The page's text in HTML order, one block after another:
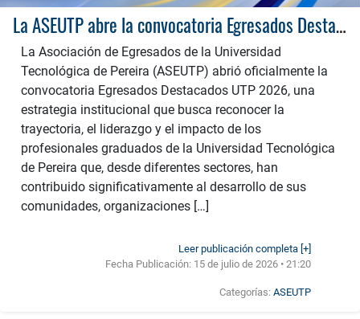
La ASEUTP abre la convocatoria Egresados Destacados 2026
La Asociación de Egresados de la Universidad
Tecnológica de Pereira (ASEUTP) abrió oficialmente la
convocatoria Egresados Destacados UTP 2026, una
estrategia institucional que busca reconocer la
trayectoria, el liderazgo y el impacto de los
profesionales graduados de la Universidad Tecnológica
de Pereira que, desde diferentes sectores, han
contribuido significativamente al desarrollo de sus
comunidades, organizaciones […]
Leer publicación completa [+]
Fecha Publicación: 15 de julio de 2026 • 21:20
Categorías:ASEUTP